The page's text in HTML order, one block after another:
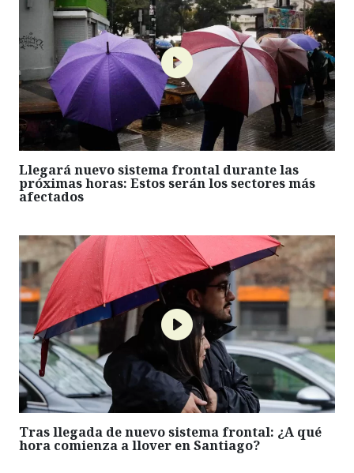
Llegará nuevo sistema frontal durante las
próximas horas: Estos serán los sectores más
afectados
Tras llegada de nuevo sistema frontal: ¿A qué
hora comienza a llover en Santiago?